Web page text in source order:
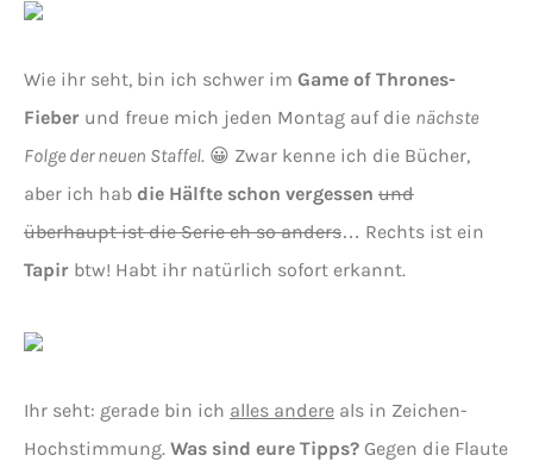
Wie ihr seht, bin ich schwer im Game of Thrones-
Fieber und freue mich jeden Montag auf die nächste
Folge der neuen Staffel. 😀 Zwar kenne ich die Bücher,
aber ich hab die Hälfte schon vergessen und
überhaupt ist die Serie eh so anders… Rechts ist ein
Tapir btw! Habt ihr natürlich sofort erkannt.
Ihr seht: gerade bin ich alles andere als in Zeichen-
Hochstimmung. Was sind eure Tipps? Gegen die Flaute